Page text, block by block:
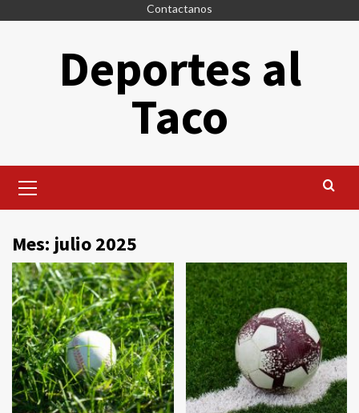
Contactanos
Deportes al
Taco
principal
Mes: julio 2025